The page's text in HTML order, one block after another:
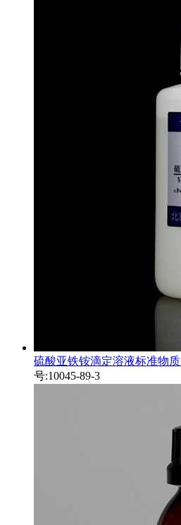
硫酸亚铁铵滴定溶液标准物质
号:10045-89-3